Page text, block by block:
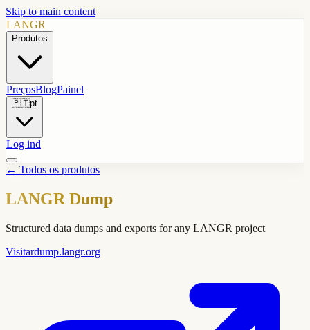
Skip to main content
LANGR
Produtos
PreçosBlogPainel
🇵🇹pt
Log ind
← Todos os produtos
LANGR Dump
Structured data dumps and exports for any LANGR project
Visitardump.langr.org